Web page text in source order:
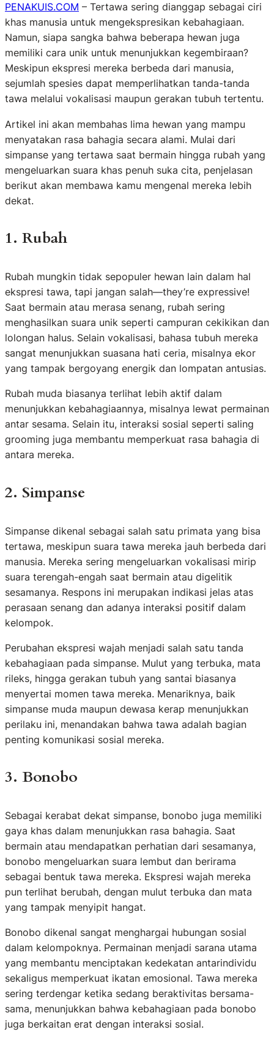
PENAKUIS.COM – Tertawa sering dianggap sebagai ciri
khas manusia untuk mengekspresikan kebahagiaan.
Namun, siapa sangka bahwa beberapa hewan juga
memiliki cara unik untuk menunjukkan kegembiraan?
Meskipun ekspresi mereka berbeda dari manusia,
sejumlah spesies dapat memperlihatkan tanda-tanda
tawa melalui vokalisasi maupun gerakan tubuh tertentu.
Artikel ini akan membahas lima hewan yang mampu
menyatakan rasa bahagia secara alami. Mulai dari
simpanse yang tertawa saat bermain hingga rubah yang
mengeluarkan suara khas penuh suka cita, penjelasan
berikut akan membawa kamu mengenal mereka lebih
dekat.
1. Rubah
Rubah mungkin tidak sepopuler hewan lain dalam hal
ekspresi tawa, tapi jangan salah—they’re expressive!
Saat bermain atau merasa senang, rubah sering
menghasilkan suara unik seperti campuran cekikikan dan
lolongan halus. Selain vokalisasi, bahasa tubuh mereka
sangat menunjukkan suasana hati ceria, misalnya ekor
yang tampak bergoyang energik dan lompatan antusias.
Rubah muda biasanya terlihat lebih aktif dalam
menunjukkan kebahagiaannya, misalnya lewat permainan
antar sesama. Selain itu, interaksi sosial seperti saling
grooming juga membantu memperkuat rasa bahagia di
antara mereka.
2. Simpanse
Simpanse dikenal sebagai salah satu primata yang bisa
tertawa, meskipun suara tawa mereka jauh berbeda dari
manusia. Mereka sering mengeluarkan vokalisasi mirip
suara terengah-engah saat bermain atau digelitik
sesamanya. Respons ini merupakan indikasi jelas atas
perasaan senang dan adanya interaksi positif dalam
kelompok.
Perubahan ekspresi wajah menjadi salah satu tanda
kebahagiaan pada simpanse. Mulut yang terbuka, mata
rileks, hingga gerakan tubuh yang santai biasanya
menyertai momen tawa mereka. Menariknya, baik
simpanse muda maupun dewasa kerap menunjukkan
perilaku ini, menandakan bahwa tawa adalah bagian
penting komunikasi sosial mereka.
3. Bonobo
Sebagai kerabat dekat simpanse, bonobo juga memiliki
gaya khas dalam menunjukkan rasa bahagia. Saat
bermain atau mendapatkan perhatian dari sesamanya,
bonobo mengeluarkan suara lembut dan berirama
sebagai bentuk tawa mereka. Ekspresi wajah mereka
pun terlihat berubah, dengan mulut terbuka dan mata
yang tampak menyipit hangat.
Bonobo dikenal sangat menghargai hubungan sosial
dalam kelompoknya. Permainan menjadi sarana utama
yang membantu menciptakan kedekatan antarindividu
sekaligus memperkuat ikatan emosional. Tawa mereka
sering terdengar ketika sedang beraktivitas bersama-
sama, menunjukkan bahwa kebahagiaan pada bonobo
juga berkaitan erat dengan interaksi sosial.